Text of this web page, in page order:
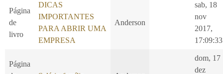
Página
de
livro
DICAS
IMPORTANTES
PARA ABRIR UMA
EMPRESA
Anderson
sab, 18
nov
2017,
17:09:33
Página
dom, 17
dez